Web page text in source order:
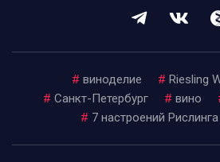
# виноделие # Riesling
# Санкт-Петербург # вино
# 7 настроений Рислинга